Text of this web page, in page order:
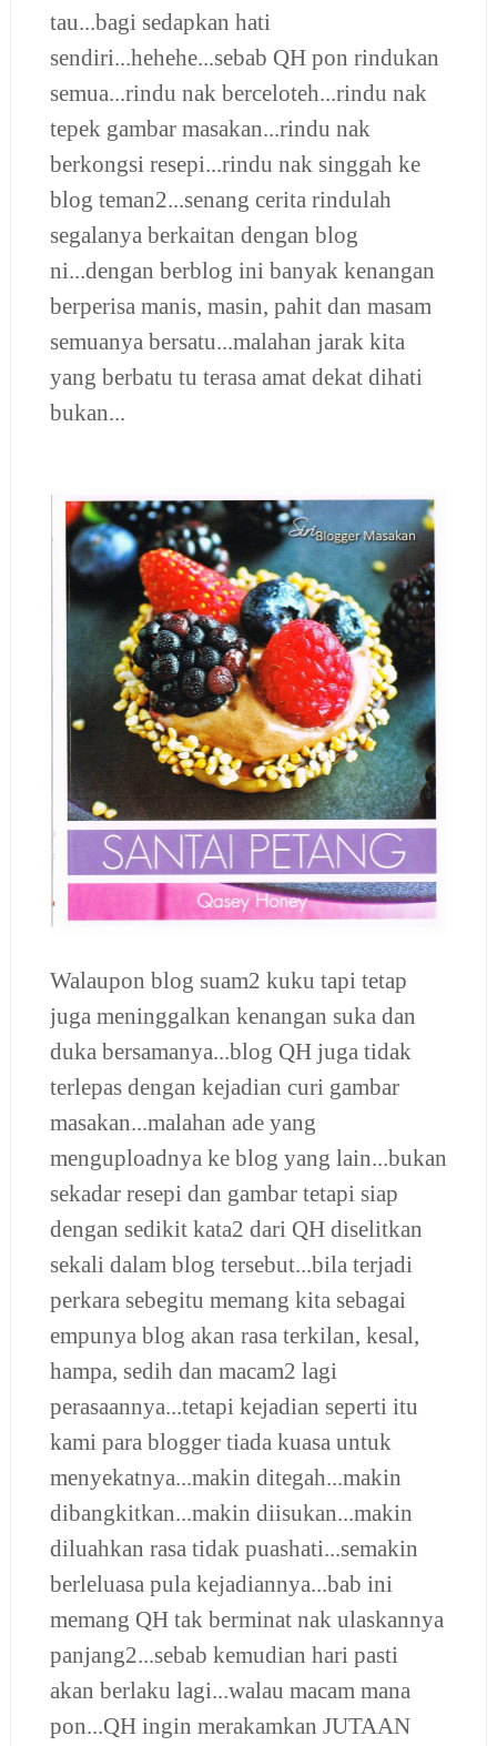
tau...bagi sedapkan hati
sendiri...hehehe...sebab QH pon rindukan
semua...rindu nak berceloteh...rindu nak
tepek gambar masakan...rindu nak
berkongsi resepi...rindu nak singgah ke
blog teman2...senang cerita rindulah
segalanya berkaitan dengan blog
ni...dengan berblog ini banyak kenangan
berperisa manis, masin, pahit dan masam
semuanya bersatu...malahan jarak kita
yang berbatu tu terasa amat dekat dihati
bukan...
Walaupon blog suam2 kuku tapi tetap
juga meninggalkan kenangan suka dan
duka bersamanya...blog QH juga tidak
terlepas dengan kejadian curi gambar
masakan...malahan ade yang
menguploadnya ke blog yang lain...bukan
sekadar resepi dan gambar tetapi siap
dengan sedikit kata2 dari QH diselitkan
sekali dalam blog tersebut...bila terjadi
perkara sebegitu memang kita sebagai
empunya blog akan rasa terkilan, kesal,
hampa, sedih dan macam2 lagi
perasaannya...tetapi kejadian seperti itu
kami para blogger tiada kuasa untuk
menyekatnya...makin ditegah...makin
dibangkitkan...makin diisukan...makin
diluahkan rasa tidak puashati...semakin
berleluasa pula kejadiannya...bab ini
memang QH tak berminat nak ulaskannya
panjang2...sebab kemudian hari pasti
akan berlaku lagi...walau macam mana
pon...QH ingin merakamkan JUTAAN